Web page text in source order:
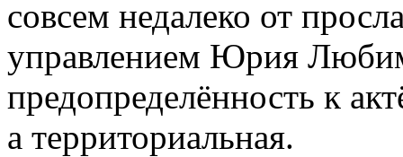
совсем недалеко от
управлением Юрия
предопределённость к
а территориальная.